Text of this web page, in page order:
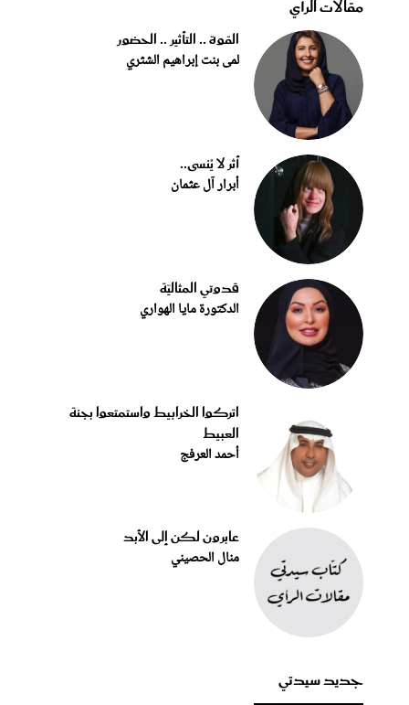
مقالات الرأي
القوة .. التأثير .. الحضور
لمى بنت إبراهيم الشثري
أثر لا يُنسى..
أبرار آل عثمان
قدوتي المثاليّة
الدكتورة مايا الهواري
اتركوا الخرابيط واستمتعوا بجنة
العبيط
أحمد العرفج
عابرون لكن إلى الأبد
منال الحصيني
جديد سيدتي